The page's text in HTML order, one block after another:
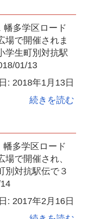
幡多学区ロード
場で開催されま
学生町別対抗駅
01/13
: 2018年1月13日
続きを読む
幡多学区ロード
で開催され、
別対抗駅伝で３
: 2017年2月16日